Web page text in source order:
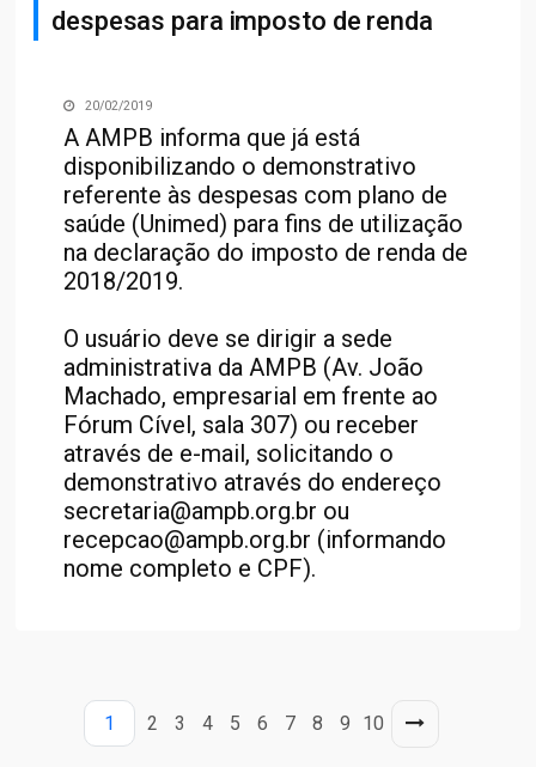
despesas para imposto de renda
20/02/2019
A AMPB informa que já está
disponibilizando o demonstrativo
referente às despesas com plano de
saúde (Unimed) para fins de utilização
na declaração do imposto de renda de
2018/2019.
O usuário deve se dirigir a sede
administrativa da AMPB (Av. João
Machado, empresarial em frente ao
Fórum Cível, sala 307) ou receber
através de e-mail, solicitando o
demonstrativo através do endereço
secretaria@ampb.org.br ou
recepcao@ampb.org.br (informando
nome completo e CPF).
1 2 3 4 5 6 7 8 9 10